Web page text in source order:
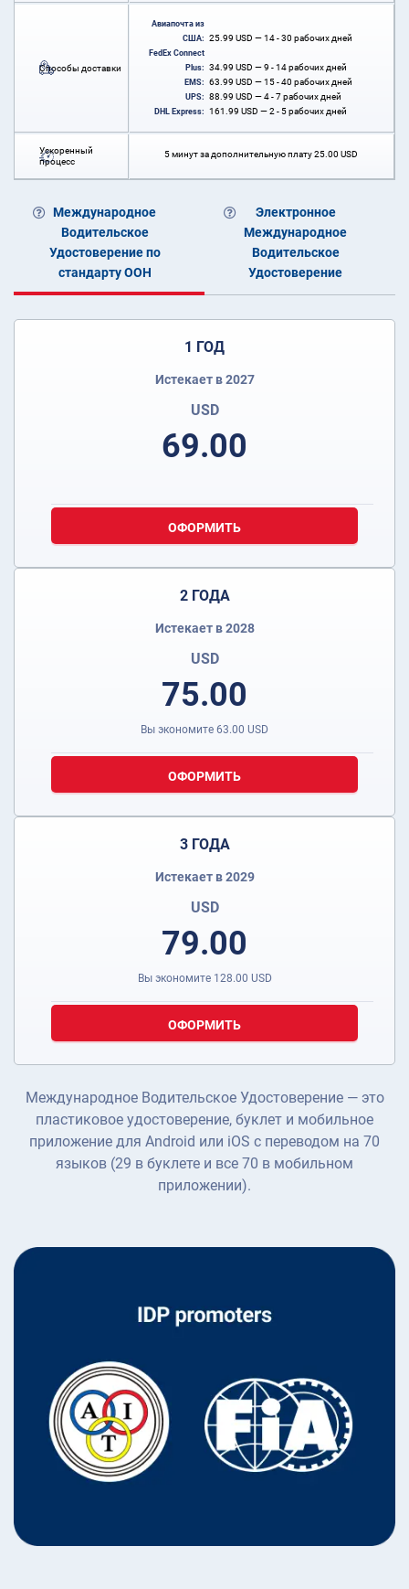
Способы доставки
Авиапочта из
США:
25.99 USD — 14 - 30 рабочих дней
FedEx Connect
Plus:
34.99 USD — 9 - 14 рабочих дней
EMS: 63.99 USD — 15 - 40 рабочих дней
UPS: 88.99 USD — 4 - 7 рабочих дней
DHL Express: 161.99 USD — 2 - 5 рабочих дней
Ускоренный
процесс
5 минут за дополнительную плату25.00 USD
Международное
Водительское
Удостоверение по
стандарту ООН
Электронное
Международное
Водительское
Удостоверение
1 ГОД
Истекает в 2027
USD
69.00
ОФОРМИТЬ
2 ГОДА
Истекает в 2028
USD
75.00
Вы экономите 63.00 USD
ОФОРМИТЬ
3 ГОДА
Истекает в 2029
USD
79.00
Вы экономите 128.00 USD
ОФОРМИТЬ
Международное Водительское Удостоверение — это
пластиковое удостоверение, буклет и мобильное
приложение для Android или iOS с переводом на 70
языков (29 в буклете и все 70 в мобильном
приложении).